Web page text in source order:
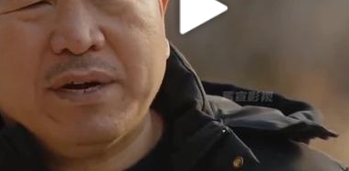
泰国枪击案凶手先杀祖父母后行凶
宇树科技中一签需缴款7.54万元
女子开一天一夜空调后二氧化碳中毒
国防部：坚决反制任何闹海挑衅图谋
山东一元代青花杯离奇失踪